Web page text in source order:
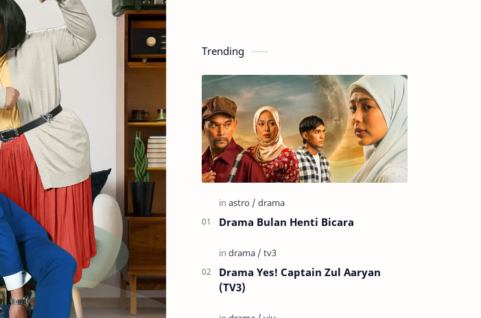
Trending
Drama Bulan Henti Bicara
Drama Yes! Captain Zul Aaryan
(TV3)